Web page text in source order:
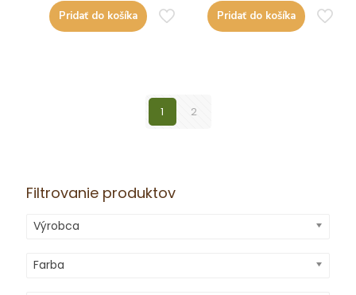
Pridať do košíka Pridať do košíka
1 2
Filtrovanie produktov
Výrobca
Farba